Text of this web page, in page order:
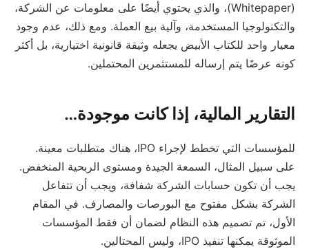
(Whitepaper)، والذي يحتوي أيضًا على معلومات عن الشركة،
والتكنولوجيا المستخدمة، وآلية بيع العملة. ومع ذلك، عدم وجود
معيار واحد للكتاب الأبيض يجعله وثيقة قانونية اختيارية، بل أكثر
كونه عرضًا يتم إرساله للمستثمرين المحتملين.
التقارير المالية، إذا كانت موجودة…
للمؤسسات التي تخطط لإجراء IPO، هناك متطلبات معينة.
على سبيل المثال، السمعة الجيدة ومستوى الربحية المنخفض.
يجب أن تكون حسابات الشركة شفافة، ويجب أن تتفاعل
الشركة بشكل مفتوح مع البورصات والمصارف. في المقام
الأول، تم تصميم هذه النظام لضمان أن فقط المؤسسات
الموثوقة يمكنها تنفيذ IPO، وليس المحتالين.